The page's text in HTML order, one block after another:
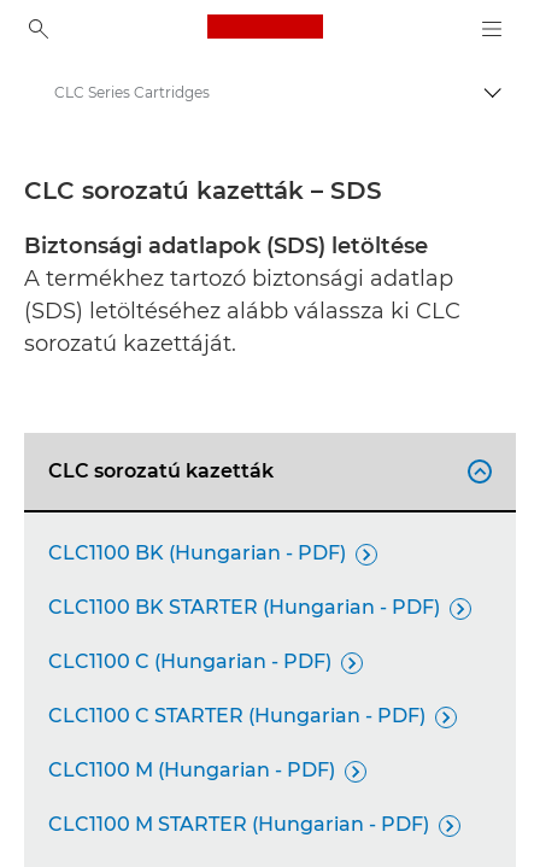
Canon Logo, back to
Biztonsági adatlapok
CLC Series Cartridges
CLC sorozatú kazetták – SDS
Biztonsági adatlapok (SDS) letöltése
A termékhez tartozó biztonsági adatlap
(SDS) letöltéséhez alább válassza ki CLC
sorozatú kazettáját.
CLC sorozatú kazetták 
CLC1100 BK (Hungarian - PDF) 
CLC1100 BK STARTER (Hungarian - PDF) 
CLC1100 C (Hungarian - PDF) 
CLC1100 C STARTER (Hungarian - PDF) 
CLC1100 M (Hungarian - PDF) 
CLC1100 M STARTER (Hungarian - PDF) 